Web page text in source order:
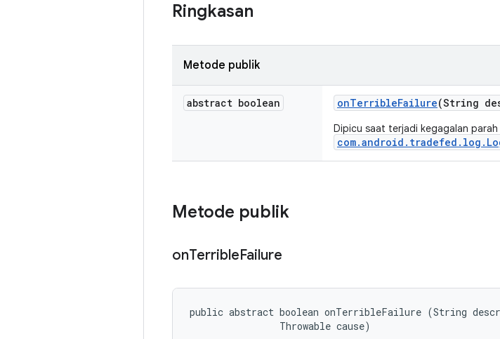
Ringkasan
Metode publik
abstract boolean onTerribleFailure(String
Dipicu saat terjadi kegagalan parah
Metode publik
onTerribleFailure
public abstract boolean onTerribleFailure (String
                Throwable cause)